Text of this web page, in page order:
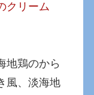
クリーム
地鶏のから
風、淡海地